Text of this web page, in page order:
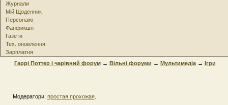
Журнали
Мій Щоденник
Персонажі
Фанфикшн
Газети
Тех. оновлення
Зарплатня
Гаррі Поттер і чарівний форум→ Вільні форуми → Мультимедіа→ Ігри
Модератори: простая прохожая.